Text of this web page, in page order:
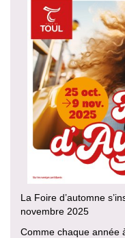
La Foire d’automne
novembre 2025
Comme chaque année